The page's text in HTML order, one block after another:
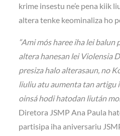
krime insestu ne’e pena kiik
altera tenke keominaliza ho
“Ami mós haree iha lei balun
altera hanesan lei Violensia
presiza halo alterasaun, no
liuliu atu aumenta tan artigu
oinsá hodi hatodan liután
Diretora JSMP Ana Paula
partisipa iha aniversariu